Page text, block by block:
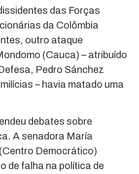
das Forças
da Colômbia
outro ataque
(Cauca) – atribuído
Pedro Sánchez
– havia matado uma
debates sobre
A senadora María
Democrático)
de falha na política de